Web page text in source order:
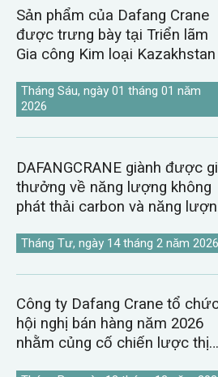
Sản phẩm của Dafang Crane
được trưng bày tại Triển lãm
Gia công Kim loại
Tháng Sáu, ngày 01 tháng 01 năm
2026
DAFANGCRANE giành được
thưởng về năng lượng không
phát thải carbon và năng
Tháng Tư, ngày 14 tháng 2 năm 2026
Công ty Dafang Crane tổ
hội nghị bán hàng năm 2026
nhằm củng cố chiến lược thị